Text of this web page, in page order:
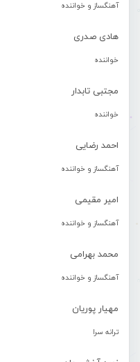
آهنگساز و خواننده
هادی صدری
خواننده
مجتبی تابدار
خواننده
احمد رضایی
آهنگساز و خواننده
امیر مقیمی
آهنگساز و خواننده
محمد بهرامی
آهنگساز و خواننده
مهیار پوریان
ترانه سرا